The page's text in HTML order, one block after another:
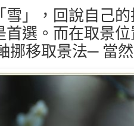
雪」，回說自己
首選。而在取景
挪移取景法─ 當